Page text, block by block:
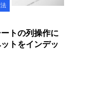
トの列操作に
トをインデッ